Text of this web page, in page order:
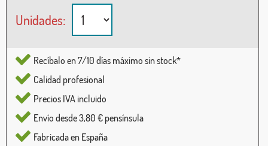
Unidades:
Recíbalo en 7/10 días máximo sin stock*
Calidad profesional
Precios IVA incluido
Envío desde 3,80 € pensínsula
Fabricada en España